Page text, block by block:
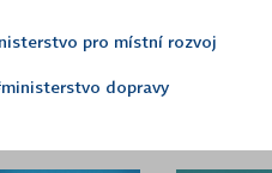
pro místní rozvoj
dopravy